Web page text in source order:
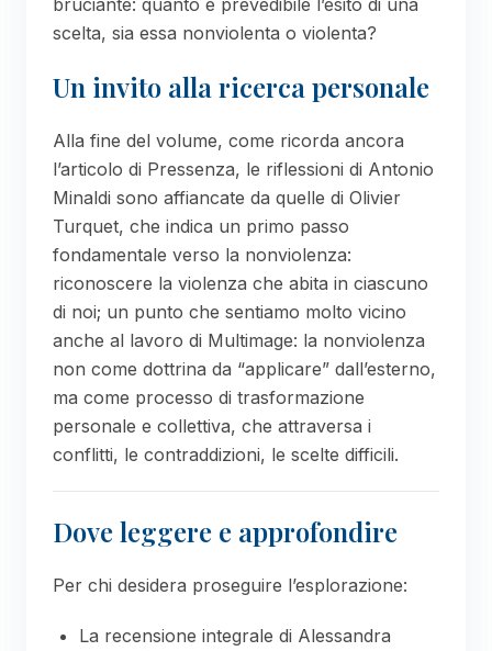
scelta, sia essa nonviolenta o violenta?
Un invito alla ricerca personale
Alla fine del volume, come ricorda ancora
l’articolo di Pressenza, le riflessioni di Antonio
Minaldi sono affiancate da quelle di Olivier
Turquet, che indica un primo passo
fondamentale verso la nonviolenza:
riconoscere la violenza che abita in ciascuno
di noi; un punto che sentiamo molto vicino
anche al lavoro di Multimage: la nonviolenza
non come dottrina da “applicare” dall’esterno,
ma come processo di trasformazione
personale e collettiva, che attraversa i
conflitti, le contraddizioni, le scelte difficili.
Dove leggere e approfondire
Per chi desidera proseguire l’esplorazione:
La recensione integrale di Alessandra